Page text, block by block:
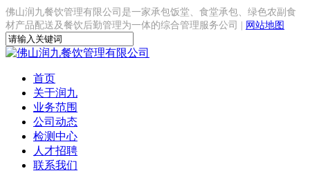
佛山润九餐饮管理有限公司是一家承包饭堂、食堂承包、绿色农副食
材产品配送及餐饮后勤管理为一体的综合管理服务公司 |
网站地图
首页
关于润九
业务范围
公司动态
检测中心
人才招聘
联系我们